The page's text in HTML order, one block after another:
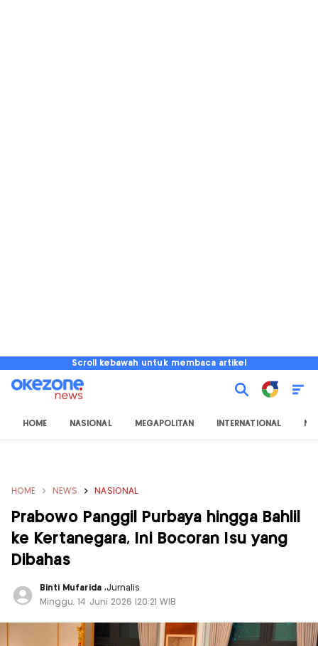
Scroll kebawah untuk membaca artikel
HOME NASIONAL MEGAPOLITAN INTERNATIONAL
HOME NEWS NASIONAL
Prabowo Panggil Purbaya hingga Bahlil
ke Kertanegara, Ini Bocoran Isu yang
Dibahas
Binti Mufarida ,Jurnalis
Minggu, 14 Juni 2026 |20:21 WIB